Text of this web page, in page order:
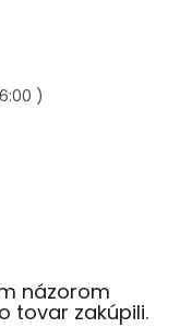
)
názorom
tovar zakúpili.